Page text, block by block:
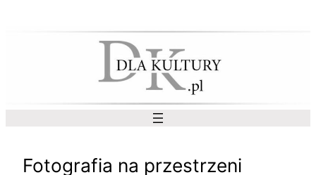
Fotografia na przestrzeni